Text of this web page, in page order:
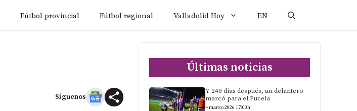
Fútbol provincial Fútbol regional Valladolid Hoy EN
Síguenos
Últimas noticias
Y 240 días después, un delantero
marcó para el Pucela
4 marzo 2026 17:00h